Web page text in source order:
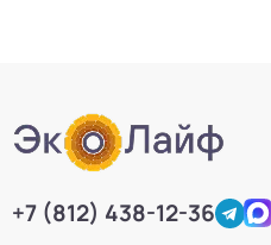
+7 (812) 438-12-36